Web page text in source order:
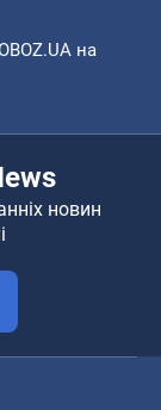
на
новин